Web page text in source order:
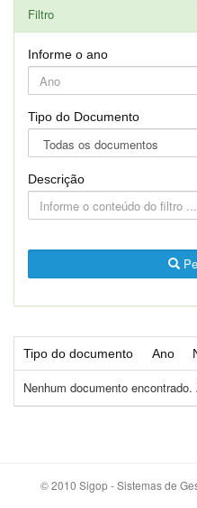
Filtro
Informe o ano
Tipo do Documento
Descrição
Tipo do documento Ano
Nenhum documento
© 2010 Sigop - Sistemas de